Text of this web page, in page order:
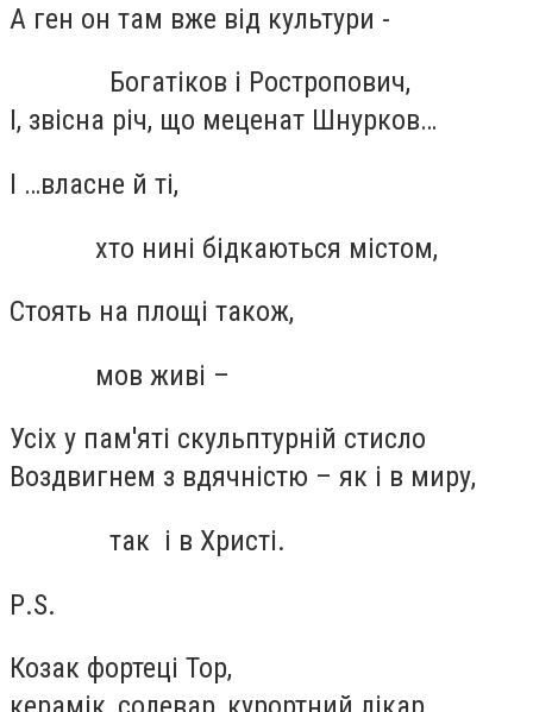
А ген он там вже від культури -
Богатіков і Ростропович,
І, звісна річ, що меценат Шнурков…
І …власне й ті,
хто нині бідкаються містом,
Стоять на площі також,
мов живі –
Усіх у пам'яті скульптурній стисло
Воздвигнем з вдячністю – як і в миру,
так і в Христі.
Р.S.
Козак фортеці Тор,